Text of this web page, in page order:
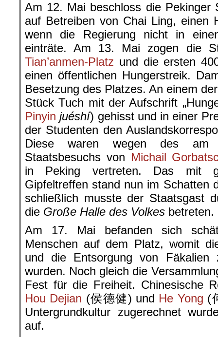
Am 12. Mai beschloss die Pekinger
auf Betreiben von Chai Ling, einen
wenn die Regierung nicht in
einträte. Am 13. Mai zogen die
Tian’anmen-Platz und die ersten
einen öffentlichen Hungerstreik.
Besetzung des Platzes. An einem
Stück Tuch mit der Aufschrift
Pinyin juéshí) gehisst und in einer
der Studenten den
Diese waren wegen des am
Staatsbesuchs von Michail
in Peking vertreten. Das mit
Gipfeltreffen stand nun im Schatten
schließlich musste der Staatsgast
die Große Halle des Volkes betreten.
Am 17. Mai befanden sich
Menschen auf dem Platz, womit
und die Entsorgung von Fäkalien
wurden. Noch gleich die
Fest für die Freiheit. Chinesische
Hou Dejian (侯德健) und He Yong (
Untergrundkultur zugerechnet
auf.